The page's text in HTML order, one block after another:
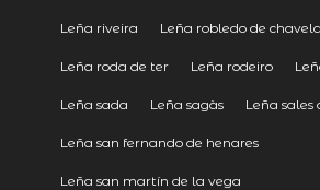
Leña riveira Leña robledo de chavela
Leña roda de ter Leña rodeiro
Leña sada Leña sagàs Leña sales
Leña san fernando de henares
Leña san martín de la vega